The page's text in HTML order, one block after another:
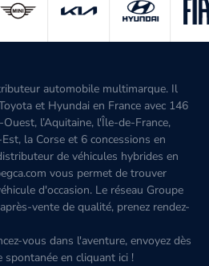
automobile multimarque. Il
et Hyundai en France avec 146
l’Aquitaine, l'Île-de-France,
la Corse et 6 concessions en
de véhicules hybrides en
vous permet de trouver
d'occasion. Le réseau Groupe
vente de qualité, prenez rendez-
vous dans l'aventure, envoyez dès
spontanée en cliquant ici !